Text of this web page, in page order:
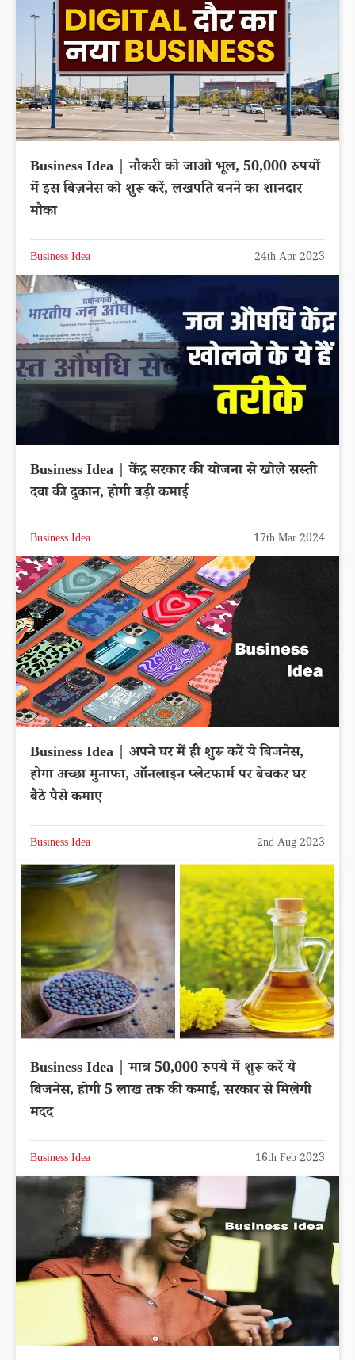
Business Idea | नौकरी को जाओ भूल, 50,000 रुपयों
में इस बिज़नेस को शुरू करें, लखपति बनने का शानदार
मौका
Business Idea 24th Apr 2023
Business Idea | केंद्र सरकार की योजना से खोले सस्ती
दवा की दुकान, होगी बड़ी कमाई
Business Idea 17th Mar 2024
Business Idea | अपने घर में ही शुरू करें ये बिजनेस,
होगा अच्छा मुनाफा, ऑनलाइन प्लेटफार्म पर बेचकर घर
बैठे पैसे कमाए
Business Idea 2nd Aug 2023
Business Idea | मात्र 50,000 रुपये में शुरू करें ये
बिजनेस, होगी 5 लाख तक की कमाई, सरकार से मिलेगी
मदद
Business Idea 16th Feb 2023